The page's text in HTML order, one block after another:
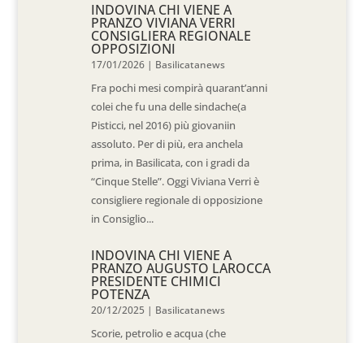
INDOVINA CHI VIENE A
PRANZO VIVIANA VERRI
CONSIGLIERA REGIONALE
OPPOSIZIONI
17/01/2026 | Basilicatanews
Fra pochi mesi compirà quarant’anni
colei che fu una delle sindache(a
Pisticci, nel 2016) più giovaniin
assoluto. Per di più, era anchela
prima, in Basilicata, con i gradi da
“Cinque Stelle”. Oggi Viviana Verri è
consigliere regionale di opposizione
in Consiglio...
INDOVINA CHI VIENE A
PRANZO AUGUSTO LAROCCA
PRESIDENTE CHIMICI
POTENZA
20/12/2025 | Basilicatanews
Scorie, petrolio e acqua (che